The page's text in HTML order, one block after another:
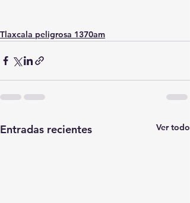
Tlaxcala peligrosa 1370am
Entradas recientes Ver todo